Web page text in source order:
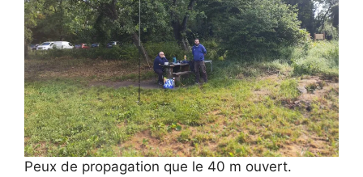
Peux de propagation que le 40 m ouvert.